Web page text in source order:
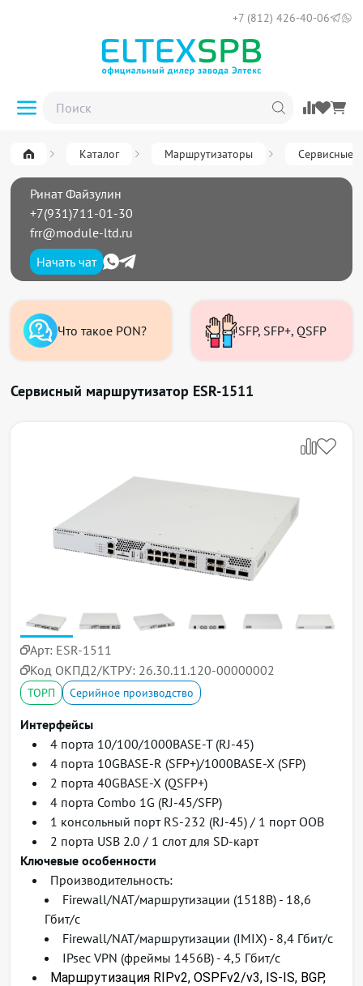
+7 (812) 426-40-06
Каталог Маршрутизаторы Сервисные
Ринат Файзулин
+7(931)711-01-30
frr@module-ltd.ru
Начать чат
Что такое PON? SFP, SFP+, QSFP
Сервисный маршрутизатор ESR-1511
Арт: ESR-1511
Код ОКПД2/КТРУ: 26.30.11.120-00000002
ТОРП Серийное производство
Интерфейсы
4 порта 10/100/1000BASE-T (RJ-45)
4 порта 10GBASE-R (SFP+)/1000BASE-X (SFP)
2 порта 40GBASE-X (QSFP+)
4 порта Combo 1G (RJ-45/SFP)
1 консольный порт RS-232 (RJ-45) / 1 порт OOB
2 порта USB 2.0 / 1 слот для SD-карт
Ключевые особенности
Производительность:
Firewall/NAT/маршрутизации (1518B) - 18,6
Гбит/c
Firewall/NAT/маршрутизации (IMIX) - 8,4 Гбит/с
IPsec VPN (фреймы 1456B) - 4,5 Гбит/c
Маршрутизация RIPv2, OSPFv2/v3, IS-IS, BGP,